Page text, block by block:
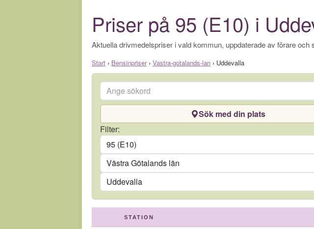
Priser på 95 (E10) i
Aktuella drivmedelspriser i vald kommun, uppdaterade av förare och
Start › Bensinpriser› Vastra-gotalands-lan › Uddevalla
Ange sökord
Sök med din plats
Filter:
Län
Kommun
STATION